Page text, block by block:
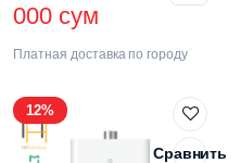
000 сум
Платная доставка по городу
12%
Сравнить